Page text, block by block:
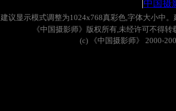
中国摄
建议显示模式调整为1024x768真彩色,字体大小中。
《中国摄影师》版权所有,未经许可不得转
(c)
《中国摄影师》 2000-200